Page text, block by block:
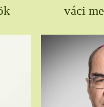
váci